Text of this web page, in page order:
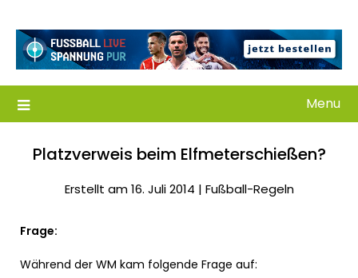
Menu
Platzverweis beim Elfmeterschießen?
Erstellt am 16. Juli 2014 | Fußball-Regeln
Frage:
Während der WM kam folgende Frage auf: